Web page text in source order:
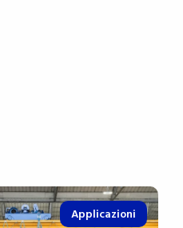
Applicazioni